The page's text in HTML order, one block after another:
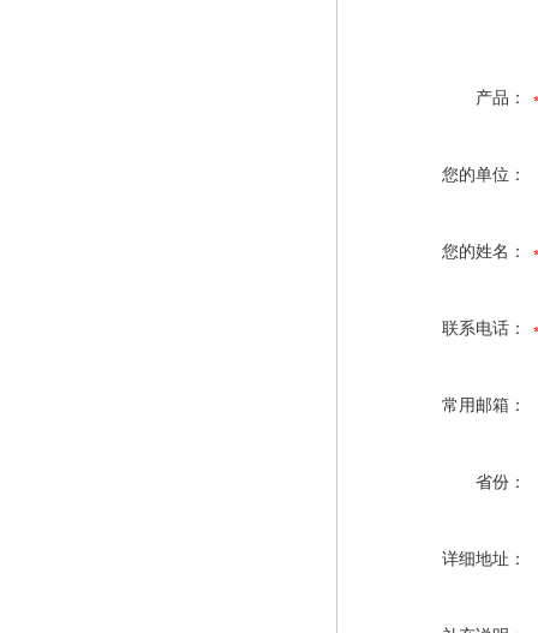
产品：
您的单位：
您的姓名：
联系电话：
常用邮箱：
省份：
详细地址：